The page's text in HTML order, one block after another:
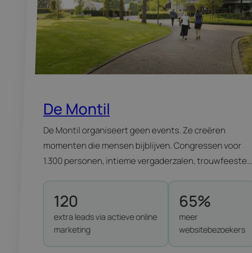
De Montil
De Montil organiseert geen events. Ze creëren
momenten die mensen bijblijven. Congressen voor
1.300 personen, intieme vergaderzalen, trouwfeesten
reputatie. Maar online? Daar was nog werk aan de
winkel. 120 extra leads via actieve online marketing
65% meer…
120
extra leads via actieve online
marketing
65%
meer
websitebezoekers